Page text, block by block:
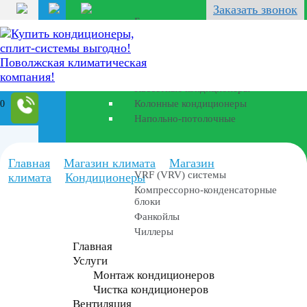
Перейти
содержанию
Заказать звонок
0
Бризеры
Полупромышленные кондиционеры
Колонные кондиционеры
Напольно-потолочные
Промышленные установки
VRF (VRV) системы
Компрессорно-конденсаторные
блоки
Фанкойлы
Чиллеры
Главная
Услуги
Монтаж кондиционеров
Чистка кондиционеров
Вентиляция
Главная Магазин климата
Магазин
климата
Кондиционеры